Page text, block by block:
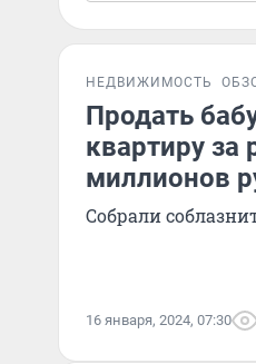
НЕДВИЖИМОСТЬ
Продать
квартиру
миллионов
Собрали
16 января, 2024, 07:30